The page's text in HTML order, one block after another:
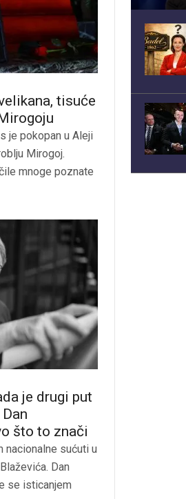
tisuće
je pokopan u Aleji
Mirogoj.
mnoge poznate
je drugi put
što to znači
nacionalne sućuti u
Dan
se isticanjem